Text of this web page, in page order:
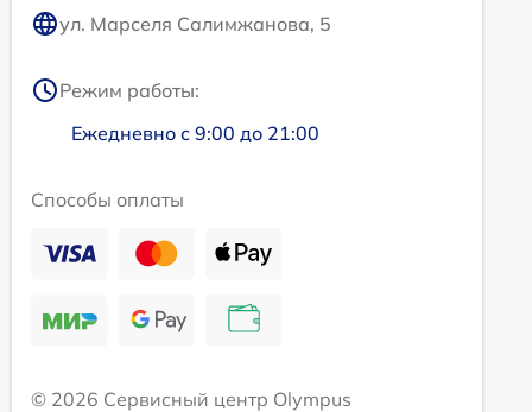
ул. Марселя Салимжанова, 5
Режим работы:
Ежедневно с 9:00 до 21:00
Способы оплаты
© 2026 Сервисный центр Olympus